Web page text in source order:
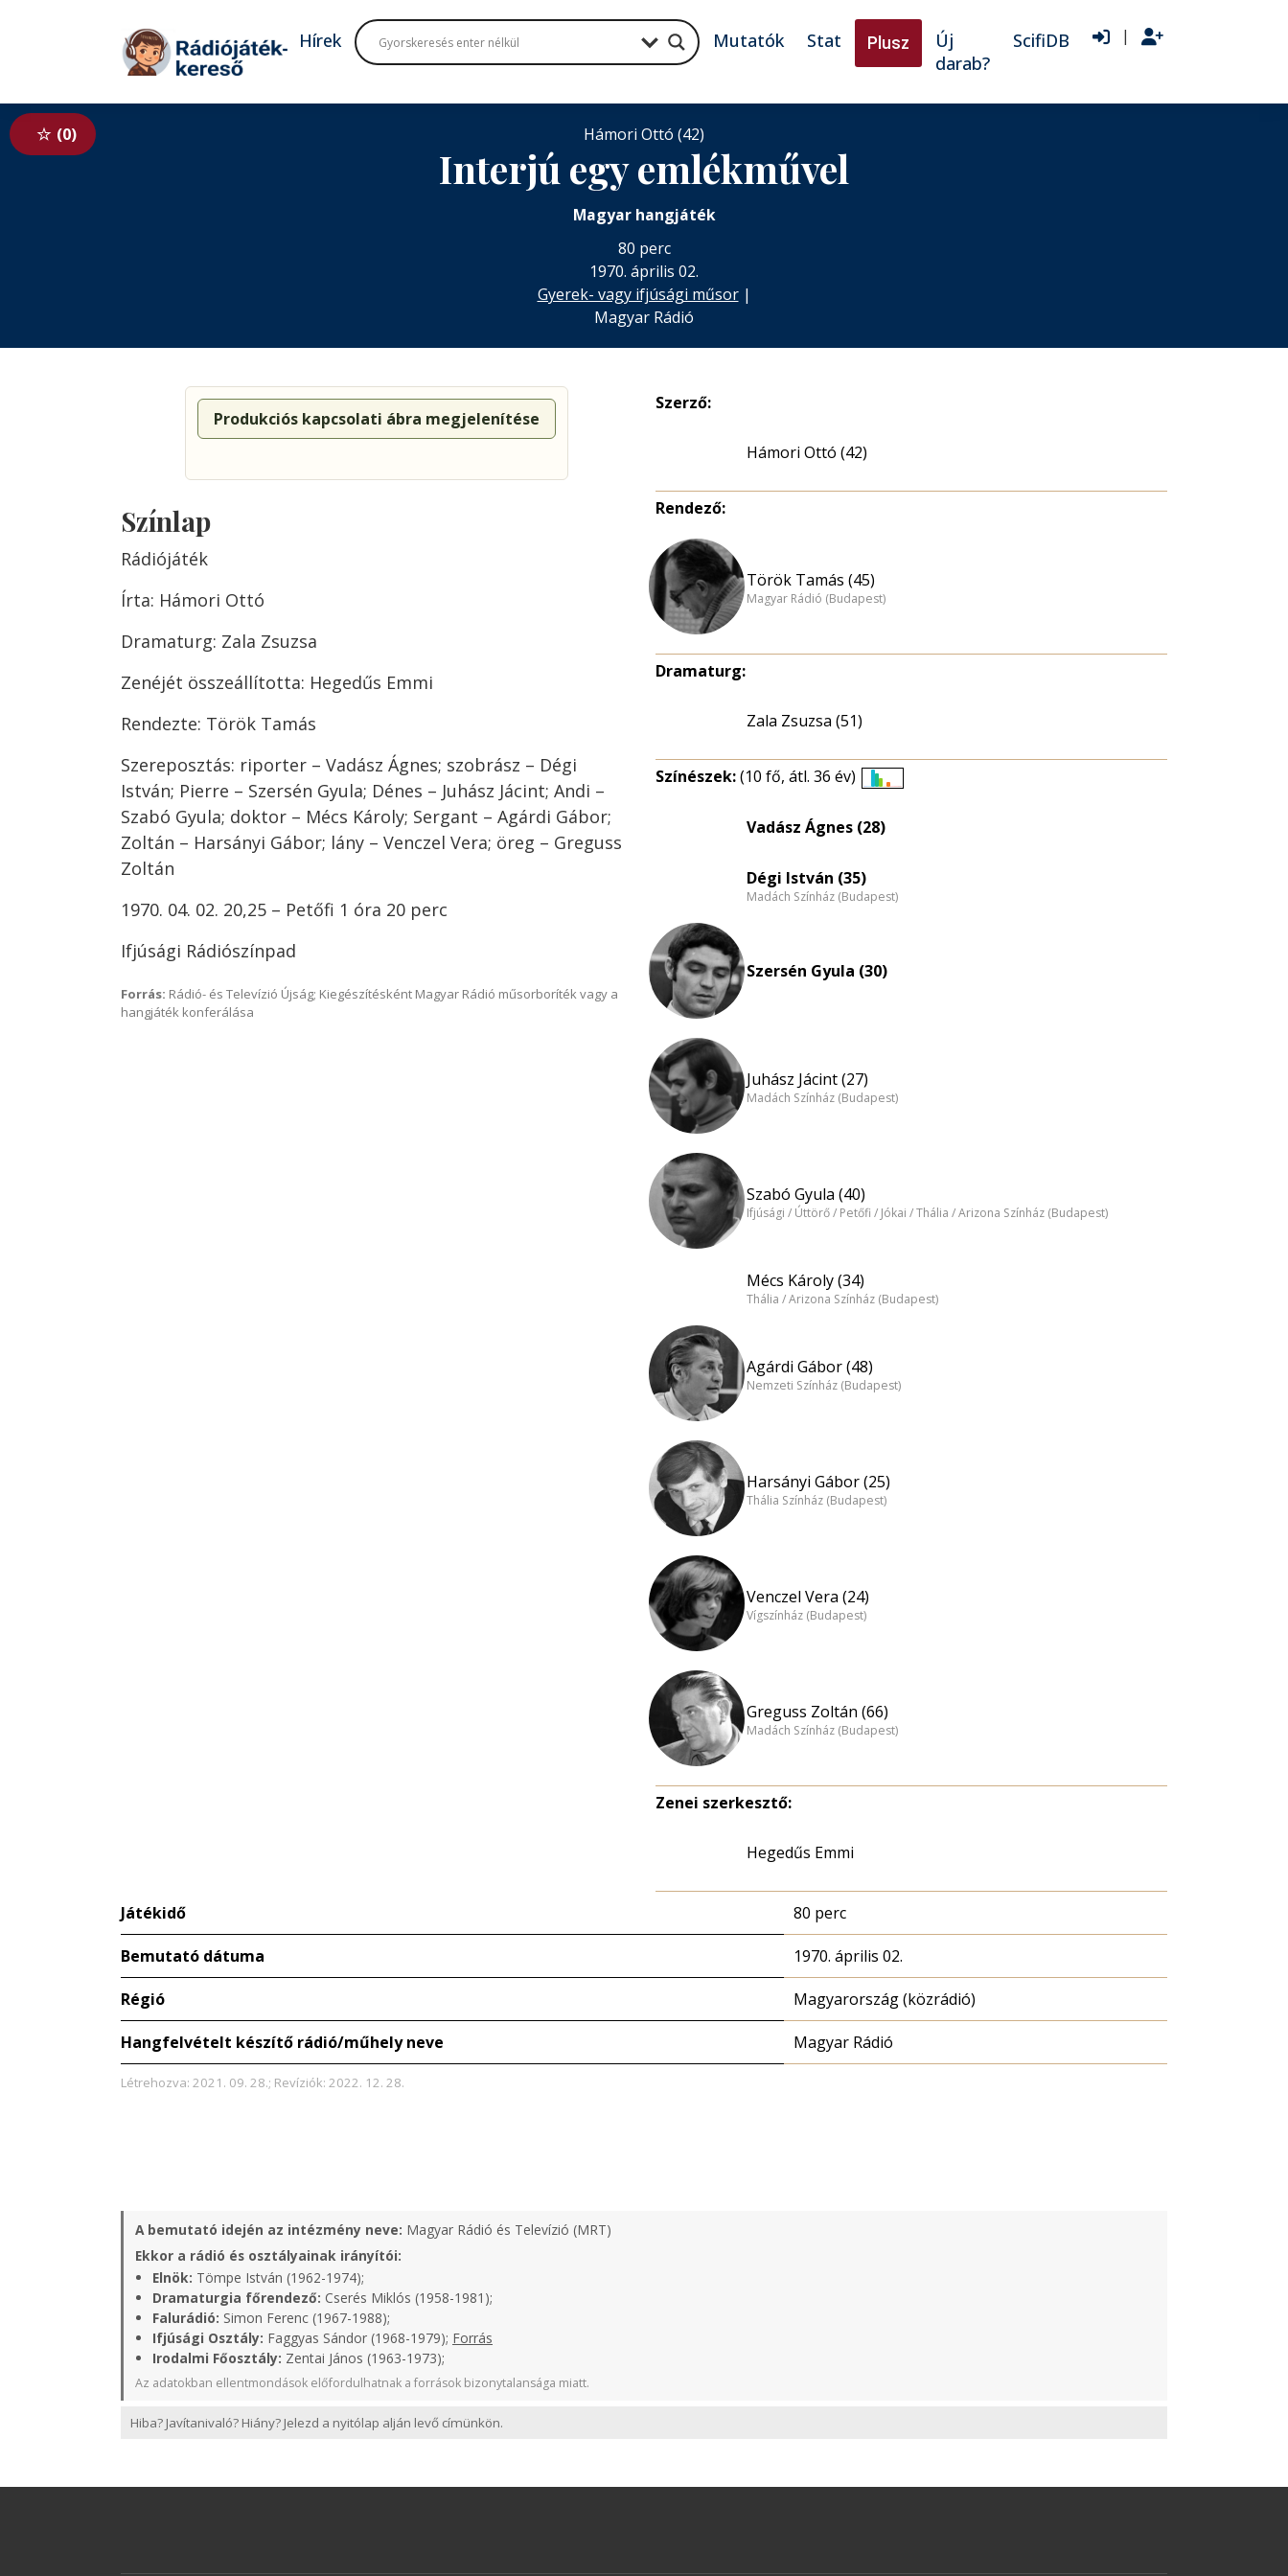
Tovább a tartalomhoz
Hírek Mutatók Stat Plusz
Új
darab?
ScifiDB |
0 Hámori Ottó (42)
Interjú egy emlékművel
Magyar hangjáték
80 perc
1970. április 02.
Gyerek- vagy ifjúsági műsor|
Magyar Rádió
Produkciós kapcsolati ábra megjelenítése
Színlap
Rádiójáték
Írta: Hámori Ottó
Dramaturg: Zala Zsuzsa
Zenéjét összeállította: Hegedűs Emmi
Rendezte: Török Tamás
Szereposztás: riporter – Vadász Ágnes; szobrász – Dégi
István; Pierre – Szersén Gyula; Dénes – Juhász Jácint; Andi –
Szabó Gyula; doktor – Mécs Károly; Sergant – Agárdi Gábor;
Zoltán – Harsányi Gábor; lány – Venczel Vera; öreg – Greguss
Zoltán
1970. 04. 02. 20,25 – Petőfi 1 óra 20 perc
Ifjúsági Rádiószínpad
Forrás: Rádió- és Televízió Újság; Kiegészítésként Magyar Rádió műsorboríték vagy a
hangjáték konferálása
Szerző:
Hámori Ottó (42)
Rendező:
Török Tamás (45)
Magyar Rádió (Budapest)
Dramaturg:
Zala Zsuzsa (51)
Színészek:(10 fő, átl. 36 év)
eloszlás
Vadász Ágnes (28)
Dégi István (35)
Madách Színház (Budapest)
Szersén Gyula (30)
Juhász Jácint (27)
Madách Színház (Budapest)
Szabó Gyula (40)
Ifjúsági / Úttörő / Petőfi / Jókai / Thália / Arizona Színház (Budapest)
Mécs Károly (34)
Thália / Arizona Színház (Budapest)
Agárdi Gábor (48)
Nemzeti Színház (Budapest)
Harsányi Gábor (25)
Thália Színház (Budapest)
Venczel Vera (24)
Vígszínház (Budapest)
Greguss Zoltán (66)
Madách Színház (Budapest)
Zenei szerkesztő:
Hegedűs Emmi
Játékidő 80 perc
Bemutató dátuma 1970. április 02.
Régió Magyarország (közrádió)
Hangfelvételt készítő rádió/műhely neve Magyar Rádió
Létrehozva: 2021. 09. 28.; Revíziók: 2022. 12. 28.
A bemutató idején az intézmény neve: Magyar Rádió és Televízió (MRT)
Ekkor a rádió és osztályainak irányítói:
Elnök: Tömpe István (1962-1974);
Dramaturgia főrendező: Cserés Miklós (1958-1981);
Falurádió: Simon Ferenc (1967-1988);
Ifjúsági Osztály: Faggyas Sándor (1968-1979); Forrás
Irodalmi Főosztály: Zentai János (1963-1973);
Az adatokban ellentmondások előfordulhatnak a források bizonytalansága miatt.
Hiba? Javítanivaló? Hiány? Jelezd a nyitólap alján levő címünkön.